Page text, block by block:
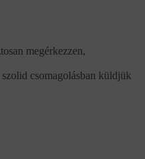
megérkezzen,
csomagolásban küldjük